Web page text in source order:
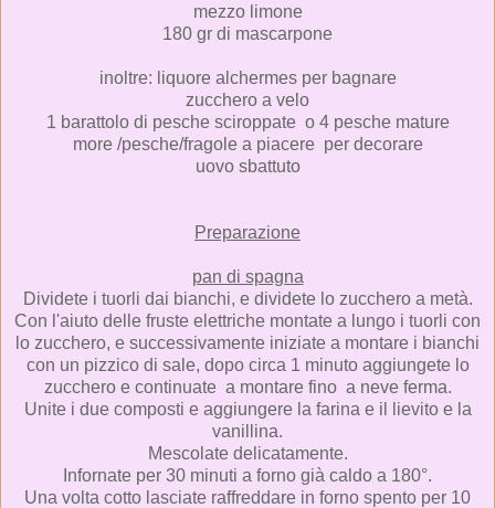
mezzo limone
180 gr di mascarpone
inoltre: liquore alchermes per bagnare
zucchero a velo
1 barattolo di pesche sciroppate o 4 pesche mature
more /pesche/fragole a piacere per decorare
uovo sbattuto
Preparazione
pan di spagna
Dividete i tuorli dai bianchi, e dividete lo zucchero a metà.
Con l'aiuto delle fruste elettriche montate a lungo i tuorli con
lo zucchero, e successivamente iniziate a montare i bianchi
con un pizzico di sale, dopo circa 1 minuto aggiungete lo
zucchero e continuate a montare fino a neve ferma.
Unite i due composti e aggiungere la farina e il lievito e la
vanillina.
Mescolate delicatamente.
Infornate per 30 minuti a forno già caldo a 180°.
Una volta cotto lasciate raffreddare in forno spento per 10